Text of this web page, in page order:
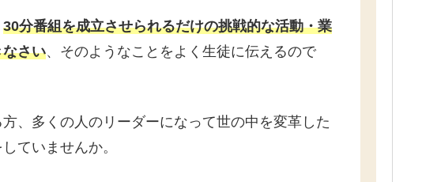
30分番組を成立させられるだけの挑戦的な活動・業
さい、そのようなことをよく生徒に伝えるので
、多くの人のリーダーになって世の中を変革した
ていませんか。